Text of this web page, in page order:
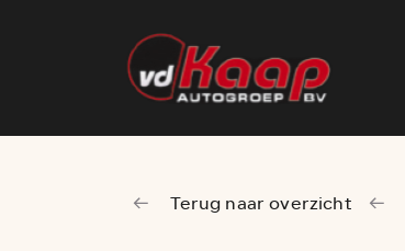
Terug naar overzicht